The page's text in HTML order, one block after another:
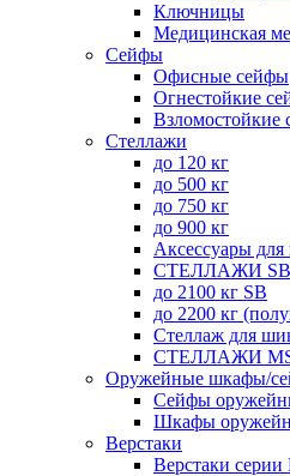
Ключницы
Медицинская
Сейфы
Офисные сейфы
Огнестойкие
Взломостойкие
Стеллажи
до 120 кг
до 500 кг
до 750 кг
до 900 кг
Аксессуары для
СТЕЛЛАЖИ
до 2100 кг SB
до 2200 кг
Стеллаж для
СТЕЛЛАЖИ MS
Оружейные шкафы/
Сейфы
Шкафы
Верстаки
Верстаки серии